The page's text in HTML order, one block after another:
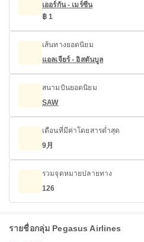
เออร์กัน - เมร์ซีน
฿ 1
เส้นทางยอดนิยม
แอลเจียร์ - อิสตันบูล
สนามบินยอดนิยม
SAW
เดือนที่มีค่าโดยสารต่ำสุด
9月
รวมจุดหมายปลายทาง
126
รายชื่อกลุ่ม Pegasus Airlines